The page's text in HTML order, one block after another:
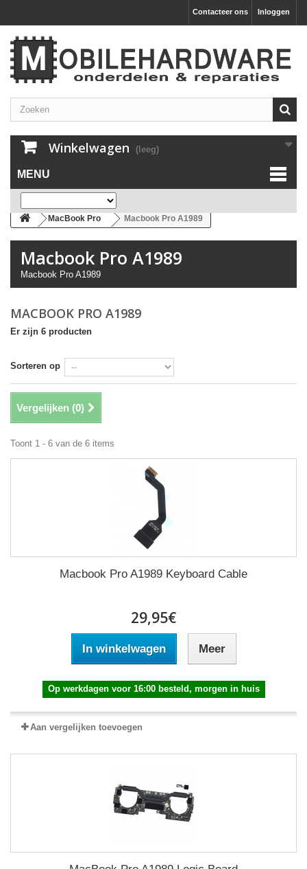
Inloggen
Contacteer ons
Winkelwagen (leeg)
MENU
MacBook Pro Macbook Pro A1989
Macbook Pro A1989
Macbook Pro A1989
MACBOOK PRO A1989
Er zijn 6 producten
Sorteren op
Vergelijken (0)
Toont 1 - 6 van de 6 items
Macbook Pro A1989 Keyboard Cable
29,95€
In winkelwagen Meer
Op werkdagen voor 16:00 besteld, morgen in huis
Aan vergelijken toevoegen